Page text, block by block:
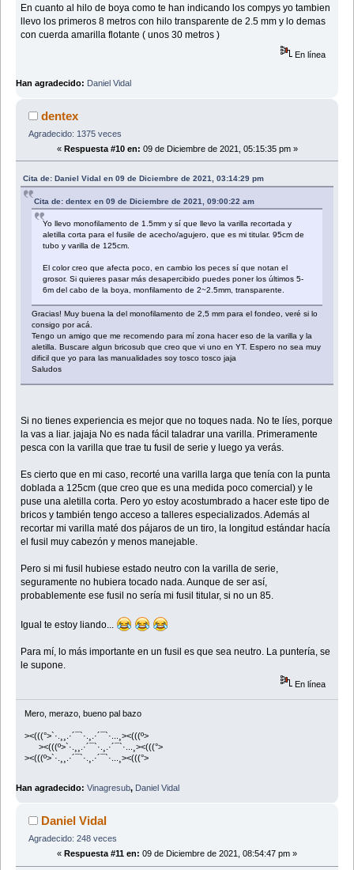
En cuanto al hilo de boya como te han indicando los compys yo tambien
llevo los primeros 8 metros con hilo transparente de 2.5 mm y lo demas
con cuerda amarilla flotante ( unos 30 metros )
En línea
Han agradecido: Daniel Vidal
dentex
Agradecido: 1375 veces
« Respuesta #10 en: 09 de Diciembre de 2021, 05:15:35 pm »
Cita de: Daniel Vidal en 09 de Diciembre de 2021, 03:14:29 pm
Cita de: dentex en 09 de Diciembre de 2021, 09:00:22 am
Yo llevo monofilamento de 1.5mm y sí que llevo la varilla recortada y
aletilla corta para el fusile de acecho/agujero, que es mi titular. 95cm de
tubo y varilla de 125cm.
El color creo que afecta poco, en cambio los peces sí que notan el
grosor. Si quieres pasar más desapercibido puedes poner los últimos 5-
6m del cabo de la boya, monfilamento de 2~2.5mm, transparente.
Gracias! Muy buena la del monofilamento de 2,5 mm para el fondeo, veré si lo
consigo por acá.
Tengo un amigo que me recomendo para mí zona hacer eso de la varilla y la
aletilla. Buscare algun bricosub que creo que vi uno en YT. Espero no sea muy
dificil que yo para las manualidades soy tosco tosco jaja
Saludos
Si no tienes experiencia es mejor que no toques nada. No te líes, porque
la vas a liar. jajaja No es nada fácil taladrar una varilla. Primeramente
pesca con la varilla que trae tu fusil de serie y luego ya verás.
Es cierto que en mi caso, recorté una varilla larga que tenía con la punta
doblada a 125cm (que creo que es una medida poco comercial) y le
puse una aletilla corta. Pero yo estoy acostumbrado a hacer este tipo de
bricos y también tengo acceso a talleres especializados. Además al
recortar mi varilla maté dos pájaros de un tiro, la longitud estándar hacía
el fusil muy cabezón y menos manejable.
Pero si mi fusil hubiese estado neutro con la varilla de serie,
seguramente no hubiera tocado nada. Aunque de ser así,
probablemente ese fusil no sería mi fusil titular, si no un 85.
Igual te estoy liando...
Para mí, lo más importante en un fusil es que sea neutro. La puntería, se
le supone.
En línea
Mero, merazo, bueno pal bazo
><(((°>`·.¸¸.·´¯`·.¸.·´¯`·...¸><(((º>
><(((º>`·.¸¸.·´¯`·.¸.·´¯`·...¸><(((°>
><(((º>`·.¸¸.·´¯`·.¸.·´¯`·...¸><(((°>
Han agradecido: Vinagresub, Daniel Vidal
Daniel Vidal
Agradecido: 248 veces
« Respuesta #11 en: 09 de Diciembre de 2021, 08:54:47 pm »